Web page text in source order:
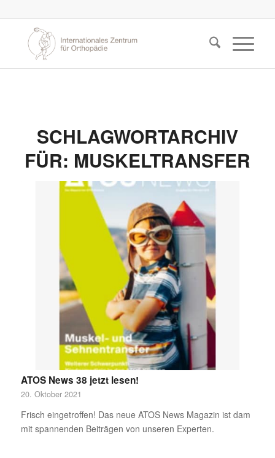
SCHLAGWORTARCHIV
FÜR: MUSKELTRANSFER
ATOS News 38 jetzt lesen!
20. Oktober 2021
Frisch eingetroffen! Das neue ATOS News Magazin ist dam
mit spannenden Beiträgen von unseren Experten.